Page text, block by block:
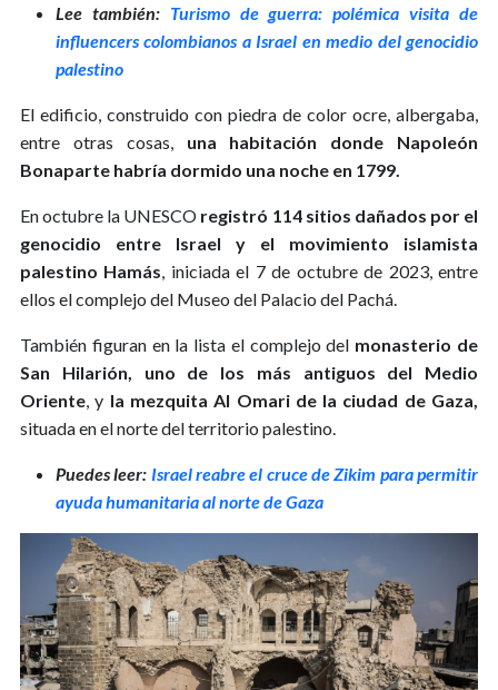
Lee también: Turismo de guerra: polémica visita de
influencers colombianos a Israel en medio del genocidio
palestino
El edificio, construido con piedra de color ocre, albergaba,
entre otras cosas,una habitación donde Napoleón
Bonaparte habría dormido una noche en 1799.
En octubre la UNESCO registró 114 sitios dañados por el
genocidio entre Israel y el movimiento islamista
palestino Hamás, iniciada el 7 de octubre de 2023, entre
ellos el complejo del Museo del Palacio del Pachá.
También figuran en la lista el complejo del monasterio de
San Hilarión, uno de los más antiguos del Medio
Oriente, y la mezquita Al Omari de la ciudad de Gaza,
situada en el norte del territorio palestino.
Puedes leer: Israel reabre el cruce de Zikim para permitir
ayuda humanitaria al norte de Gaza